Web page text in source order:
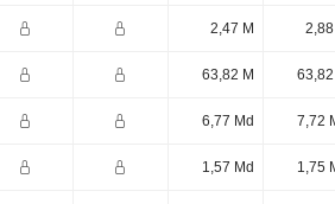
2,47 M 2,88
63,82 M 63,82
6,77 Md 7,72
1,57 Md 1,75